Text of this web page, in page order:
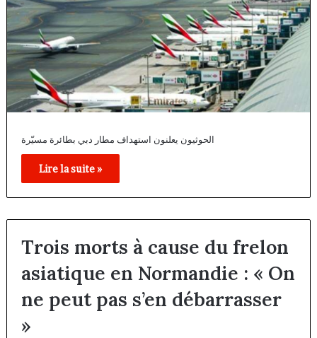
الحوثيون يعلنون استهداف مطار دبي بطائرة مسيّرة
Lire la suite »
Trois morts à cause du frelon
asiatique en Normandie : « On
ne peut pas s’en débarrasser
»